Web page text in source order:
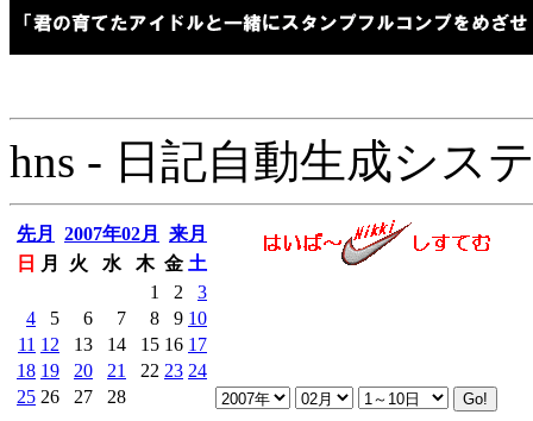
hns - 日記自動生成シス
先月 2007年02月
来月
日
月 火 水 木 金 土
1
2
3
4
5 6 7 8 9 10
11 12 13 14 15 16 17
18 19 20 21 22 23 24
25 26 27 28